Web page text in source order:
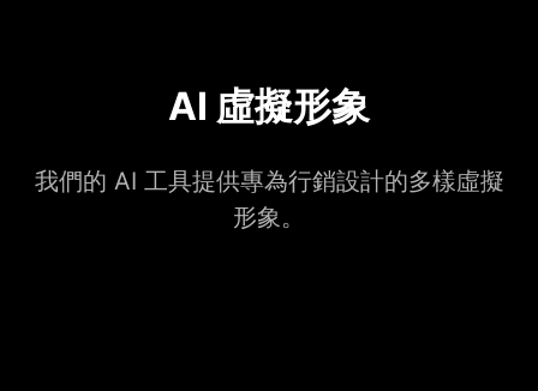
AI 虛擬形象
我們的 AI 工具提供專為行銷設計的多樣虛擬
形象。